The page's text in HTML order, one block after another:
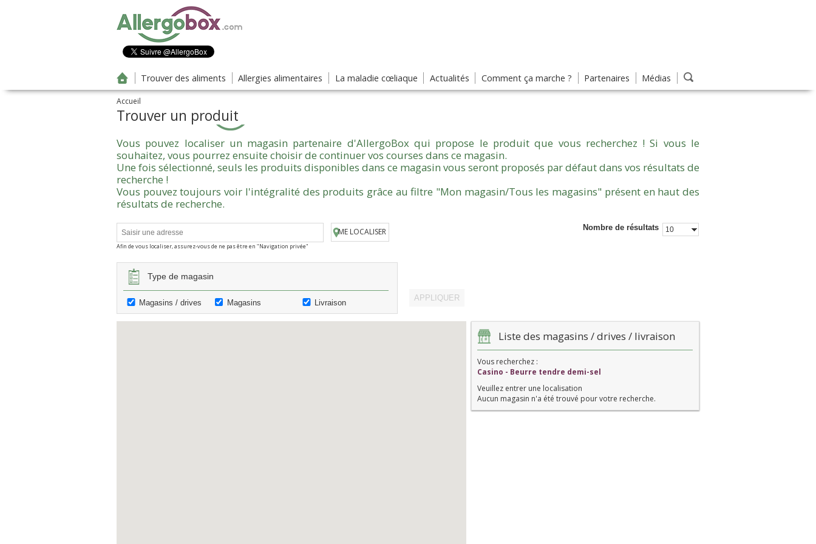
Trouver des aliments Allergies alimentaires La maladie cœliaque Actualités Comment ça marche ? Partenaires Médias
Accueil
Trouver un produit
Vous pouvez localiser un magasin partenaire d'AllergoBox qui propose le produit que vous recherchez ! Si vous le
souhaitez, vous pourrez ensuite choisir de continuer vos courses dans ce magasin.
Une fois sélectionné, seuls les produits disponibles dans ce magasin vous seront proposés par défaut dans vos résultats de
recherche !
Vous pouvez toujours voir l'intégralité des produits grâce au filtre "Mon magasin/Tous les magasins" présent en haut des
résultats de recherche.
Afin de vous localiser, assurez-vous de ne pas être en "Navigation privée"
ME LOCALISER
Type de magasin
Magasins / drives Magasins Livraison
Nombre de résultats 10
Liste des magasins / drives / livraison
Vous recherchez :
Casino - Beurre tendre demi-sel
Veuillez entrer une localisation
Aucun magasin n'a été trouvé pour votre recherche.